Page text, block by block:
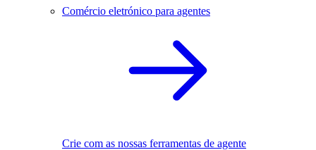
Comércio eletrónico para agentes
Crie com as nossas ferramentas de agente